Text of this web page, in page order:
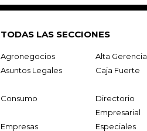
TODAS LAS SECCIONES
Agronegocios Alta Gerencia
Asuntos Legales
Caja Fuerte
Consumo
Directorio
Empresarial
Empresas Especiales